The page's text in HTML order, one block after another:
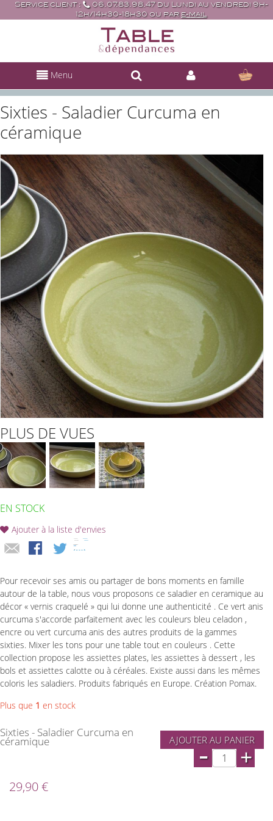
Service client :
06.07.83.98.47 du Lundi au vendredi 9h-
12h/14h30-18h30 ou par e-mail
Menu
Sixties - Saladier Curcuma en
céramique
PLUS DE VUES
EN STOCK
Ajouter à la liste d'envies
Pour recevoir ses amis ou partager de bons moments en famille
autour de la table, nous vous proposons ce saladier en ceramique au
décor « vernis craquelé » qui lui donne une authenticité . Ce vert anis
curcuma s'accorde parfaitement avec les couleurs bleu celadon ,
encre ou vert curcuma anis des autres produits de la gammes
sixties. Mixer les tons pour une table tout en couleurs . Cette
collection propose les assiettes plates, les assiettes à dessert , les
bols et assiettes calotte ou à céréales. Existe aussi dans les mêmes
coloris les saladiers. Produits fabriqués en Europe. Création Pomax.
Plus que 1 en stock
Sixties - Saladier Curcuma en
céramique AJOUTER AU PANIER
- +
29,90 €